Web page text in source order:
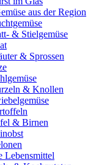
aus der Region
& Stielgemüse
& Sprossen
& Knollen
& Birnen
Lebensmittel